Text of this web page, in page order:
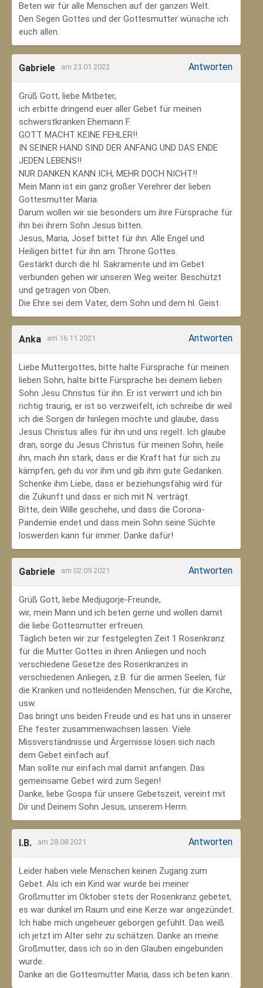
Beten wir für alle Menschen auf der ganzen Welt.
Den Segen Gottes und der Gottesmutter wünsche ich
euch allen.
Gabriele am 23.01.2022 Antworten
Grüß Gott, liebe Mitbeter,
ich erbitte dringend euer aller Gebet für meinen
schwerstkranken Ehemann F.
GOTT MACHT KEINE FEHLER!!
IN SEINER HAND SIND DER ANFANG UND DAS ENDE
JEDEN LEBENS!!
NUR DANKEN KANN ICH; MEHR DOCH NICHT!!
Mein Mann ist ein ganz großer Verehrer der lieben
Gottesmutter Maria.
Darum wollen wir sie besonders um ihre Fürsprache für
ihn bei ihrem Sohn Jesus bitten.
Jesus, Maria, Josef bittet für ihn. Alle Engel und
Heiligen bittet für ihn am Throne Gottes.
Gestärkt durch die hl. Sakramente und im Gebet
verbunden gehen wir unseren Weg weiter. Beschützt
und getragen von Oben.
Die Ehre sei dem Vater, dem Sohn und dem hl. Geist.
Anka am 16.11.2021 Antworten
Liebe Muttergottes, bitte halte Fürsprache für meinen
lieben Sohn, halte bitte Fürsprache bei deinem lieben
Sohn Jesu Christus für ihn. Er ist verwirrt und ich bin
richtig traurig, er ist so verzweifelt, ich schreibe dir weil
ich die Sorgen dir hinlegen möchte und glaube, dass
Jesus Christus alles für ihn und uns regelt. Ich glaube
dran, sorge du Jesus Christus für meinen Sohn‚ heile
ihn, mach ihn stark, dass er die Kraft hat für sich zu
kämpfen, geh du vor ihm und gib ihm gute Gedanken.
Schenke ihm Liebe, dass er beziehungsfähig wird für
die Zukunft und dass er sich mit N. verträgt.
Bitte, dein Wille geschehe, und dass die Corona-
Pandemie endet und dass mein Sohn seine Süchte
loswerden kann für immer. Danke dafür!
Gabriele am 02.09.2021 Antworten
Grüß Gott, liebe Medjugorje-Freunde,
wir, mein Mann und ich beten gerne und wollen damit
die liebe Gottesmutter erfreuen.
Täglich beten wir zur festgelegten Zeit 1 Rosenkranz
für die Mutter Gottes in ihren Anliegen und noch
verschiedene Gesetze des Rosenkranzes in
verschiedenen Anliegen, z.B. für die armen Seelen, für
die Kranken und notleidenden Menschen, für die Kirche,
usw.
Das bringt uns beiden Freude und es hat uns in unserer
Ehe fester zusammenwachsen lassen. Viele
Missverständnisse und Ärgernisse lösen sich nach
dem Gebet einfach auf.
Man sollte nur einfach mal damit anfangen. Das
gemeinsame Gebet wird zum Segen!
Danke, liebe Gospa für unsere Gebetszeit, vereint mit
Dir und Deinem Sohn Jesus, unserem Herrn.
I.B. am 28.08.2021 Antworten
Leider haben viele Menschen keinen Zugang zum
Gebet. Als ich ein Kind war wurde bei meiner
Großmutter im Oktober stets der Rosenkranz gebetet,
es war dunkel im Raum und eine Kerze war angezündet.
Ich habe mich ungeheuer geborgen gefühlt. Das weiß
ich jetzt im Alter sehr zu schätzen. Danke an meine
Großmutter, dass ich so in den Glauben eingebunden
wurde.
Danke an die Gottesmutter Maria, dass ich beten kann.